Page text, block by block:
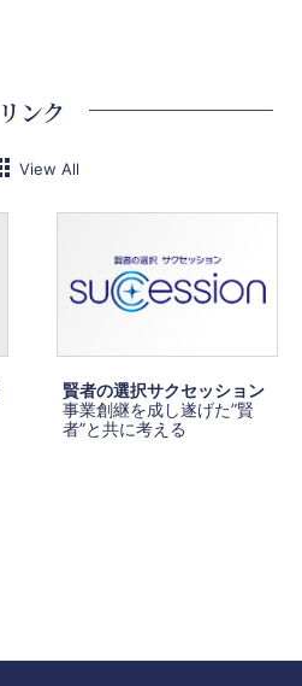
リンク
View All
賢者の選択サクセッション
事業創継を成し遂げた”賢
者”と共に考える